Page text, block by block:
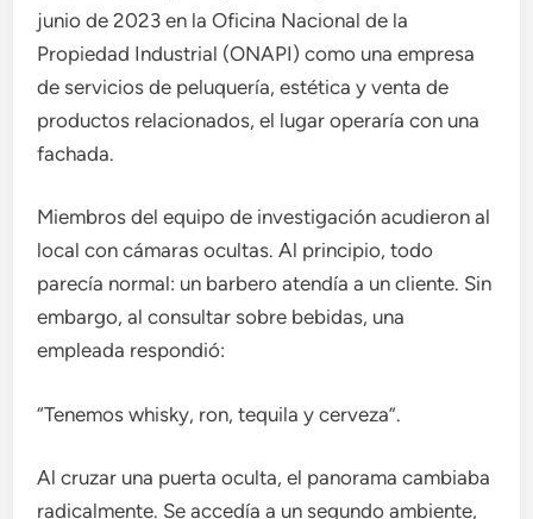
junio de 2023 en la Oficina Nacional de la
Propiedad Industrial (ONAPI) como una empresa
de servicios de peluquería, estética y venta de
productos relacionados, el lugar operaría con una
fachada.
Miembros del equipo de investigación acudieron al
local con cámaras ocultas. Al principio, todo
parecía normal: un barbero atendía a un cliente. Sin
embargo, al consultar sobre bebidas, una
empleada respondió:
“Tenemos whisky, ron, tequila y cerveza”.
Al cruzar una puerta oculta, el panorama cambiaba
radicalmente. Se accedía a un segundo ambiente,